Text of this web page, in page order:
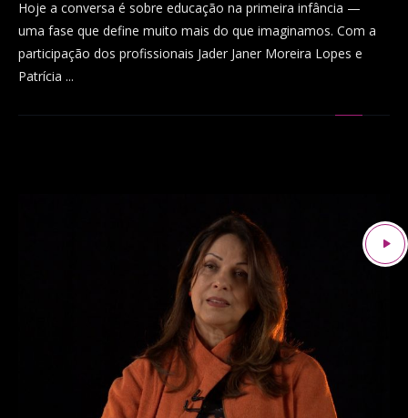
Hoje a conversa é sobre educação na primeira infância —
uma fase que define muito mais do que imaginamos. Com a
participação dos profissionais Jader Janer Moreira Lopes e
Patrícia ...